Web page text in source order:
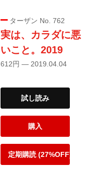
ターザン No. 762
実は、カラダに悪
いこと。2019
612円 — 2019.04.04
試し読み
購入
定期購読 (27%OFF)